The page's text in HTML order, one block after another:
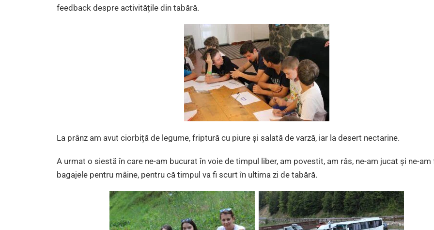
feedback despre activitățile din tabără.
La prânz am avut ciorbiță de legume, friptură cu piure și salată de varză, iar la desert nectarine.
A urmat o siestă în care ne-am bucurat în voie de timpul liber, am povestit, am râs, ne-am jucat și ne-am
bagajele pentru mâine, pentru că timpul va fi scurt în ultima zi de tabără.